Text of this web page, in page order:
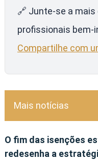
🔗 Junte-se a mais
profissionais bem-
Compartilhe com
Mais notícias
O fim das isenções
redesenha a